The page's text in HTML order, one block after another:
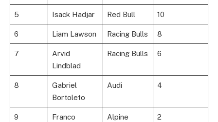
5 Isack Hadjar Red Bull 10
6 Liam Lawson Racing Bulls 8
7
Arvid
Lindblad
Racing Bulls 6
8
Gabriel
Bortoleto
Audi 4
9
Franco
Alpine 2